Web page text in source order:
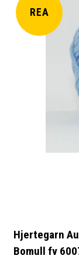
REA
Hjertegarn
Bomull fv